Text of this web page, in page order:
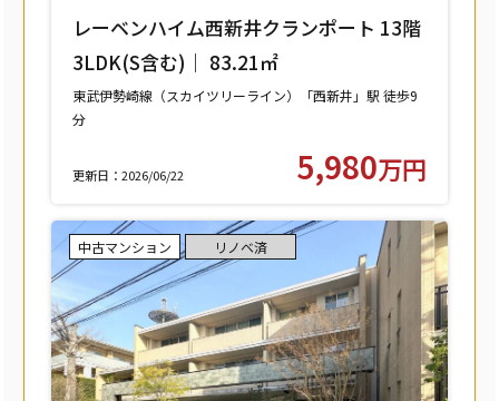
レーベンハイム西新井クランポート 13階
3LDK(S含む)｜ 83.21㎡
東武伊勢崎線（スカイツリーライン）「西新井」駅 徒歩9
分
更新日：2026/06/22 5,980万円
中古マンション リノベ済